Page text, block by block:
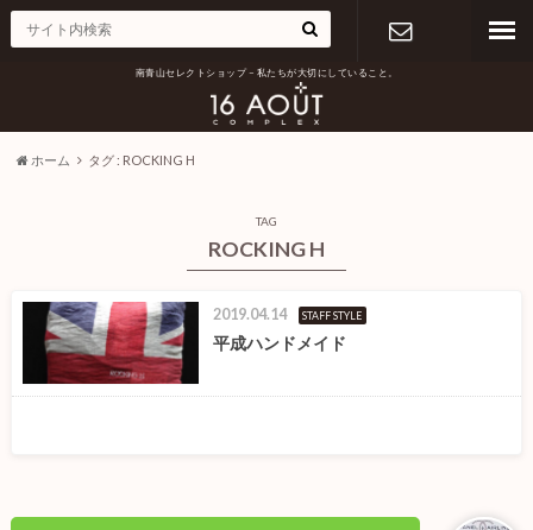
南青山セレクトショップ – 私たちが大切にしていること。
ホーム タグ : ROCKING H
TAG
ROCKING H
2019.04.14 STAFF STYLE
平成ハンドメイド